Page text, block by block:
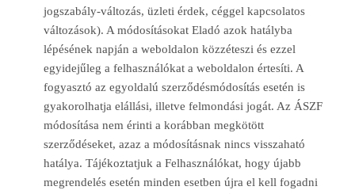
jogszabály-változás, üzleti érdek, céggel kapcsolatos
változások). A módosításokat Eladó azok hatályba
lépésének napján a weboldalon közzéteszi és ezzel
egyidejűleg a felhasználókat a weboldalon értesíti. A
fogyasztó az egyoldalú szerződésmódosítás esetén is
gyakorolhatja elállási, illetve felmondási jogát. Az ÁSZF
módosítása nem érinti a korábban megkötött
szerződéseket, azaz a módosításnak nincs visszaható
hatálya. Tájékoztatjuk a Felhasználókat, hogy újabb
megrendelés esetén minden esetben újra el kell fogadni